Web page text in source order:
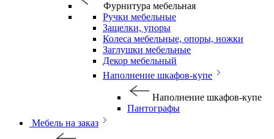
Фурнитура мебельная
Ручки мебельные
Защелки, упоры
Колеса мебельные, опоры, ножки
Заглушки мебельные
Декор мебельный
Наполнение шкафов-купе
Наполнение шкафов-купе
Пантографы
Мебель на заказ